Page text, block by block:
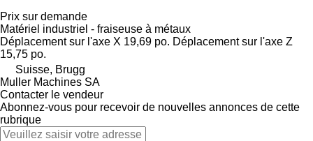
Prix sur demande
Matériel industriel - fraiseuse à métaux
Déplacement sur l'axe X 19,69 po. Déplacement sur l'axe Z
15,75 po.
Suisse, Brugg
Muller Machines SA
Contacter le vendeur
Abonnez-vous pour recevoir de nouvelles annonces de cette
rubrique